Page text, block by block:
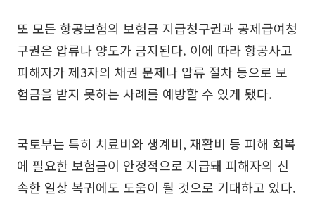
또 모든 항공보험의 보험금 지급청구권과 공제급여청
구권은 압류나 양도가 금지된다. 이에 따라 항공사고
피해자가 제3자의 채권 문제나 압류 절차 등으로 보
험금을 받지 못하는 사례를 예방할 수 있게 됐다.
국토부는 특히 치료비와 생계비, 재활비 등 피해 회복
에 필요한 보험금이 안정적으로 지급돼 피해자의 신
속한 일상 복귀에도 도움이 될 것으로 기대하고 있다.